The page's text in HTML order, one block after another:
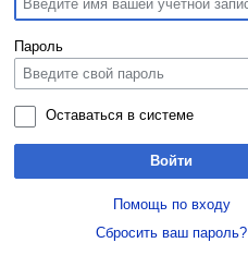
навигации
поиску
Пароль
Оставаться в системе
Войти
Помощь по входу
Сбросить ваш пароль?